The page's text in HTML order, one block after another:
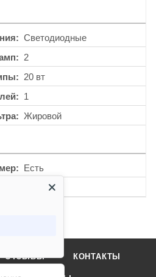
Светодиодные
2
20 вт
1
Жировой
Есть
ОТЗЫВЫ КОНТАКТЫ